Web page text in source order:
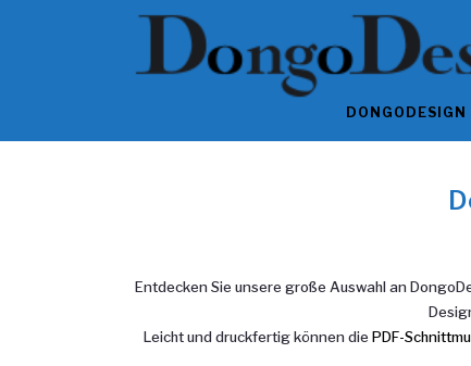
DONGODESIGN
Entdecken Sie unsere große Auswahl an
Leicht und druckfertig können die PDF-